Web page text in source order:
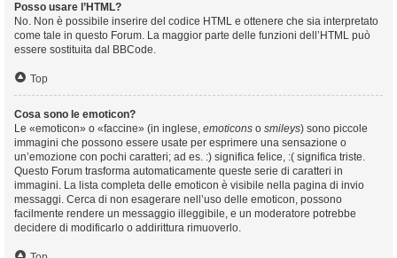
Posso usare l’HTML?
No. Non è possibile inserire del codice HTML e ottenere che sia interpretato
come tale in questo Forum. La maggior parte delle funzioni dell’HTML può
essere sostituita dal BBCode.
Top
Cosa sono le emoticon?
Le «emoticon» o «faccine» (in inglese, emoticons o smileys) sono piccole
immagini che possono essere usate per esprimere una sensazione o
un’emozione con pochi caratteri; ad es. :) significa felice, :( significa triste.
Questo Forum trasforma automaticamente queste serie di caratteri in
immagini. La lista completa delle emoticon è visibile nella pagina di invio
messaggi. Cerca di non esagerare nell’uso delle emoticon, possono
facilmente rendere un messaggio illeggibile, e un moderatore potrebbe
decidere di modificarlo o addirittura rimuoverlo.